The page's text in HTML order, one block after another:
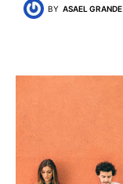
BY ASAEL GRANDE